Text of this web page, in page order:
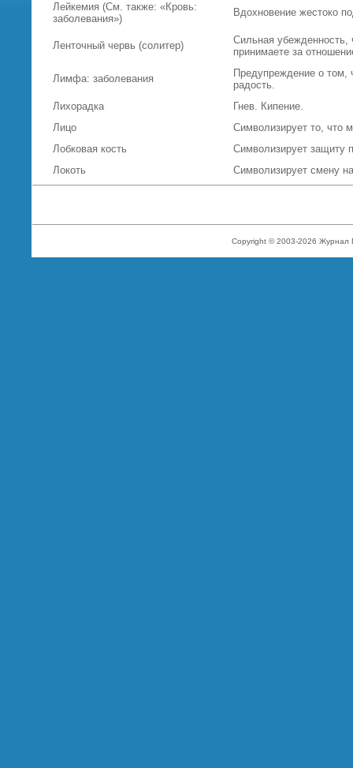
Лейкемия (См. также: «Кровь:
заболевания»)
Вдохновение жестоко
Ленточный червь (солитер)
Сильная
принимаете за
Лимфа: заболевания
Предупреждение о том,
радость.
Лихорадка
Гнев. Кипение.
Лицо
Символизирует то, что
Лобковая кость
Символизирует защиту
Локоть
Символизирует смену
Copyright © 2003-2026 Журнал